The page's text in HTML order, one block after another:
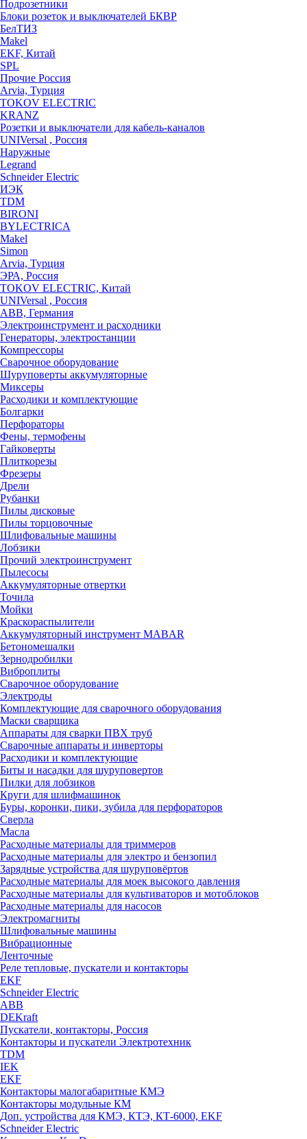
Подрозетники
Блоки розеток и выключателей БКВР
БелТИЗ
Makel
EKF, Китай
SPL
Прочие Россия
Arvia, Турция
TOKOV ELECTRIC
KRANZ
Розетки и выключатели для кабель-каналов
UNIVersal , Россия
Наружные
Legrand
Schneider Electric
ИЭК
TDM
BIRONI
BYLECTRICA
Makel
Simon
Arvia, Турция
ЭРА, Россия
TOKOV ELECTRIC, Китай
UNIVersal , Россия
ABB, Германия
Электроинструмент и расходники
Генераторы, электростанции
Компрессоры
Сварочное оборудование
Шуруповерты аккумуляторные
Миксеры
Расходики и комплектующие
Болгарки
Перфораторы
Фены, термофены
Гайковерты
Плиткорезы
Фрезеры
Дрели
Рубанки
Пилы дисковые
Пилы торцовочные
Шлифовальные машины
Лобзики
Прочий электроинструмент
Пылесосы
Аккумуляторные отвертки
Точила
Мойки
Краскораспылители
Аккумуляторный инструмент MABAR
Бетономешалки
Зернодробилки
Виброплиты
Сварочное оборудование
Электроды
Комплектующие для сварочного оборудования
Маски сварщика
Аппараты для сварки ПВХ труб
Сварочные аппараты и инверторы
Расходики и комплектующие
Биты и насадки для шуруповертов
Пилки для лобзиков
Круги для шлифмашинок
Буры, коронки, пики, зубила для перфораторов
Сверла
Масла
Расходные материалы для триммеров
Расходные материалы для электро и бензопил
Зарядные устройства для шуруповёртов
Расходные материалы для моек высокого давления
Расходные материалы для культиваторов и мотоблоков
Расходные материалы для насосов
Электромагниты
Шлифовальные машины
Вибрационные
Ленточные
Реле тепловые, пускатели и контакторы
EKF
Schneider Electric
ABB
DEKraft
Пускатели, контакторы, Россия
Контакторы и пускатели Электротехник
TDM
IEK
EKF
Контакторы малогабаритные КМЭ
Контакторы модульные КМ
Доп. устройства для КМЭ, КТЭ, КТ-6000, EKF
Schneider Electric